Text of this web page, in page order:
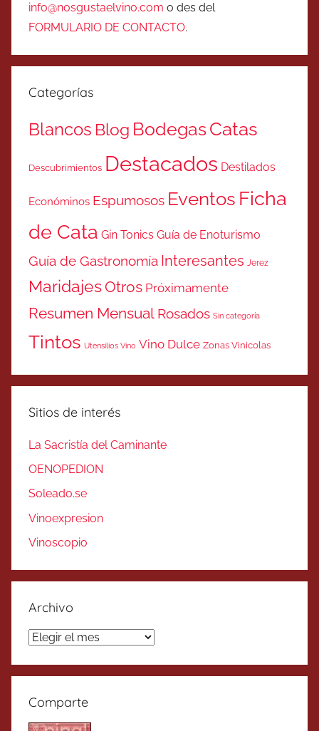
info@nosgustaelvino.com o des del
FORMULARIO DE CONTACTO.
Categorías
Blancos Blog BodegasCatas
Descubrimientos Destacados Destilados
Económinos Espumosos Eventos Ficha
de Cata Gin Tonics Guía de Enoturismo
Guía de Gastronomía Interesantes Jerez
MaridajesOtros Próximamente
Resumen Mensual Rosados Sin categoría
Tintos Utensilios Vino Vino Dulce Zonas Vinicolas
Sitios de interés
La Sacristía del Caminante
OENOPEDION
Soleado.se
Vinoexpresion
Vinoscopio
Archivo
Archivo
Comparte